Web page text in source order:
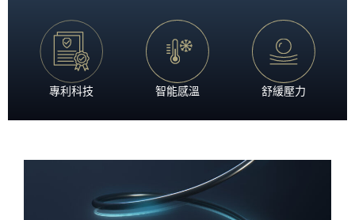
專利科技 智能感溫 舒緩壓力